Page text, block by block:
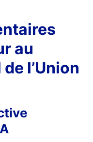
au
l’Union